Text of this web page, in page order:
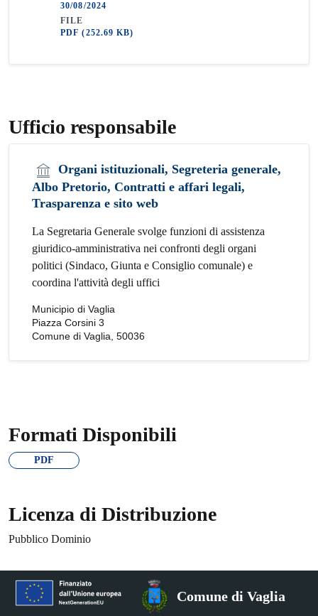
30/08/2024
FILE
PDF(252.69 KB)
Ufficio responsabile
Organi istituzionali, Segreteria generale,
Albo Pretorio, Contratti e affari legali,
Trasparenza e sito web
La Segretaria Generale svolge funzioni di assistenza
giuridico-amministrativa nei confronti degli organi
politici (Sindaco, Giunta e Consiglio comunale) e
coordina l'attività degli uffici
Municipio di Vaglia
Piazza Corsini 3
Comune di Vaglia, 50036
Formati Disponibili
PDF
Licenza di Distribuzione
Pubblico Dominio
Comune di Vaglia